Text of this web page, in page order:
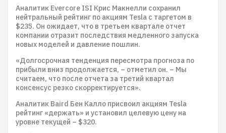
Аналитик Evercore ISI Крис Макнелли сохранил
нейтральный рейтинг по акциям Tesla с таргетом в
$235. Он ожидает, что в третьем квартале отчет
компании отразит последствия медленного запуска
новых моделей и давление пошлин.
«Долгосрочная тенденция пересмотра прогноза по
прибыли вниз продолжается, – отметил он. – Мы
считаем, что после отчета за третий квартал
консенсус резко скорректируется».
Аналитик Baird Бен Калло присвоил акциям Tesla
рейтинг «держать» и установил целевую цену на
уровне текущей – $320.